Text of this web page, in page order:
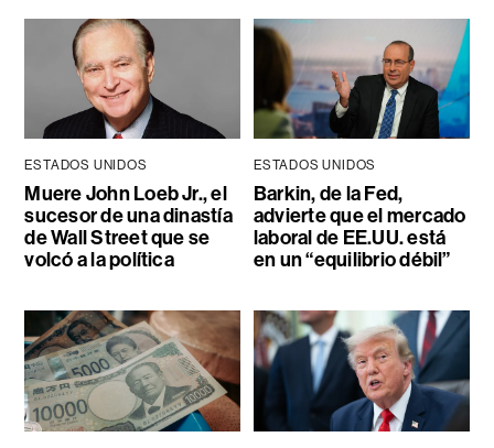
ESTADOS UNIDOS
Muere John Loeb Jr., el
sucesor de una dinastía
de Wall Street que se
volcó a la política
ESTADOS UNIDOS
Barkin, de la Fed,
advierte que el mercado
laboral de EE.UU. está
en un “equilibrio débil”